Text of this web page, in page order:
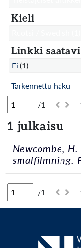
/1
1 julkaisu
Newcombe,
smalfilmning.
/1
Kieli
Linkki
Ei (1)
Tarkennettu haku